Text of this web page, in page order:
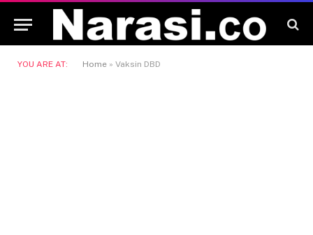
YOU ARE AT: Home » Vaksin DBD